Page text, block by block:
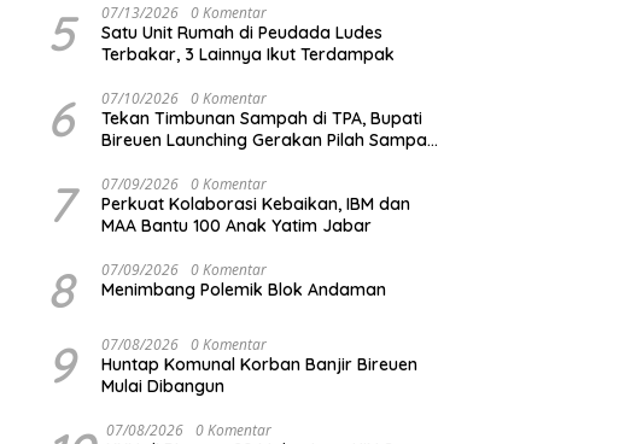
5 07/13/2026 0 Komentar
Satu Unit Rumah di Peudada Ludes
Terbakar, 3 Lainnya Ikut Terdampak
6 07/10/2026 0 Komentar
Tekan Timbunan Sampah di TPA, Bupati
Bireuen Launching Gerakan Pilah Sampah
7 07/09/2026 0 Komentar
Perkuat Kolaborasi Kebaikan, IBM dan
MAA Bantu 100 Anak Yatim Jabar
8 07/09/2026 0 Komentar
Menimbang Polemik Blok Andaman
9 07/08/2026 0 Komentar
Huntap Komunal Korban Banjir Bireuen
Mulai Dibangun
07/08/2026 0 Komentar